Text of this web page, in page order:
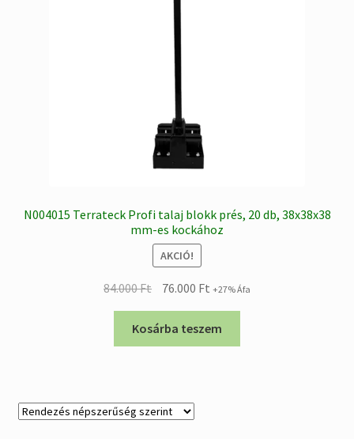
N004015 Terrateck Profi talaj blokk prés, 20 db, 38x38x38
mm-es kockához
AKCIÓ!
84.000Ft
Original
price
was:
84.000 Ft.
76.000 FtCurrent
price
is:
76.000 Ft.
+27% Áfa
Kosárba teszem